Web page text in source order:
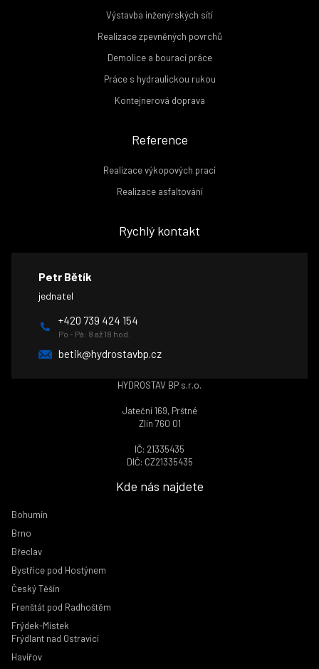
Výstavba inženýrských sítí
Realizace zpevněných povrchů
Demolice a bourací práce
Práce s hydraulickou rukou
Kontejnerová doprava
Reference
Realizace výkopových prací
Realizace asfaltování
Rychlý kontakt
Petr Bětík
jednatel
+420 739 424 154
Po - Pá: 8 až 18 hod.
betik@hydrostavbp.cz
HYDROSTAV BP s.r.o.
Jateční 169, Prštné
Zlín 760 01
IČ: 21335435
DIČ: CZ21335435
Kde nás najdete
Bohumín
Brno
Břeclav
Bystřice pod Hostýnem
Český Těšín
Frenštát pod Radhoštěm
Frýdek-Místek
Frýdlant nad Ostravicí
Havířov